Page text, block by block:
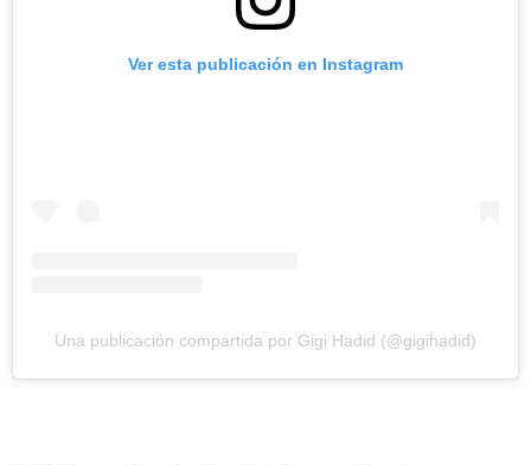
Ver esta publicación en Instagram
Una publicación compartida por Gigi Hadid (@gigihadid)